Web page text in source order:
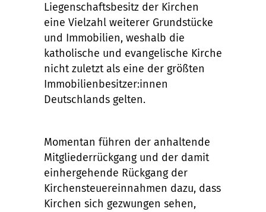
Liegenschaftsbesitz der Kirchen
eine Vielzahl weiterer Grundstücke
und Immobilien, weshalb die
katholische und evangelische Kirche
nicht zuletzt als eine der größten
Immobilienbesitzer:innen
Deutschlands gelten.
Momentan führen der anhaltende
Mitgliederrückgang und der damit
einhergehende Rückgang der
Kirchensteuereinnahmen dazu, dass
Kirchen sich gezwungen sehen,